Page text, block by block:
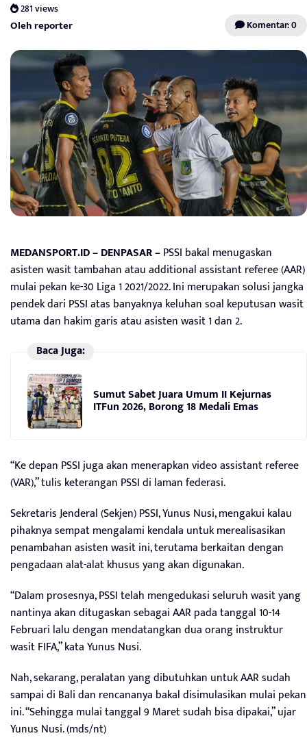
281 views
Oleh reporter Komentar: 0
MEDANSPORT.ID – DENPASAR –PSSI bakal menugaskan
asisten wasit tambahan atau additional assistant referee (AAR)
mulai pekan ke-30 Liga 1 2021/2022. Ini merupakan solusi jangka
pendek dari PSSI atas banyaknya keluhan soal keputusan wasit
utama dan hakim garis atau asisten wasit 1 dan 2.
Baca Juga:
Sumut Sabet Juara Umum II Kejurnas
ITFun 2026, Borong 18 Medali Emas
“Ke depan PSSI juga akan menerapkan video assistant referee
(VAR),” tulis keterangan PSSI di laman federasi.
Sekretaris Jenderal (Sekjen) PSSI, Yunus Nusi, mengakui kalau
pihaknya sempat mengalami kendala untuk merealisasikan
penambahan asisten wasit ini, terutama berkaitan dengan
pengadaan alat-alat khusus yang akan digunakan.
“Dalam prosesnya, PSSI telah mengedukasi seluruh wasit yang
nantinya akan ditugaskan sebagai AAR pada tanggal 10-14
Februari lalu dengan mendatangkan dua orang instruktur
wasit FIFA,” kata Yunus Nusi.
Nah, sekarang, peralatan yang dibutuhkan untuk AAR sudah
sampai di Bali dan rencananya bakal disimulasikan mulai pekan
ini. “Sehingga mulai tanggal 9 Maret sudah bisa dipakai,” ujar
Yunus Nusi. (mds/nt)